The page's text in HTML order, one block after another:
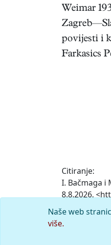
Weimar
povijesti i
Farkasics
Citiranje:
I. Bačmaga i
8.8.2026.
Komentar
Naše web
više.